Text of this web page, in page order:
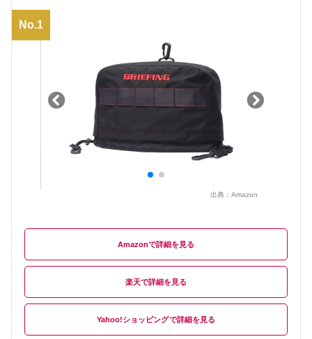
No.1
出典： Amazon
Amazon
楽天
Yahoo!ショッピング